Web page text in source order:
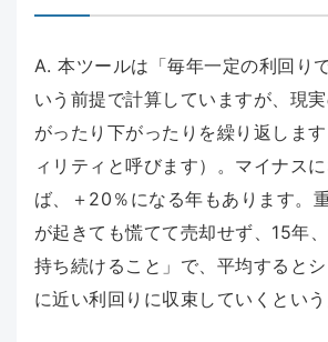
A. 本ツールは「毎年一定の利回り
いう前提で計算していますが、現
がったり下がったりを繰り返しま
ィリティと呼びます）。マイナス
ば、＋20％になる年もあります。
が起きても慌てて売却せず、15年
持ち続けること」で、平均すると
に近い利回りに収束していくという